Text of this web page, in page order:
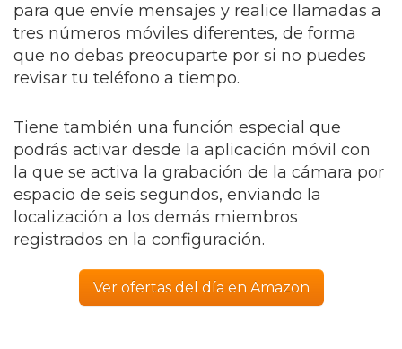
para que envíe mensajes y realice llamadas a
tres números móviles diferentes, de forma
que no debas preocuparte por si no puedes
revisar tu teléfono a tiempo.
Tiene también una función especial que
podrás activar desde la aplicación móvil con
la que se activa la grabación de la cámara por
espacio de seis segundos, enviando la
localización a los demás miembros
registrados en la configuración.
Ver ofertas del día en Amazon